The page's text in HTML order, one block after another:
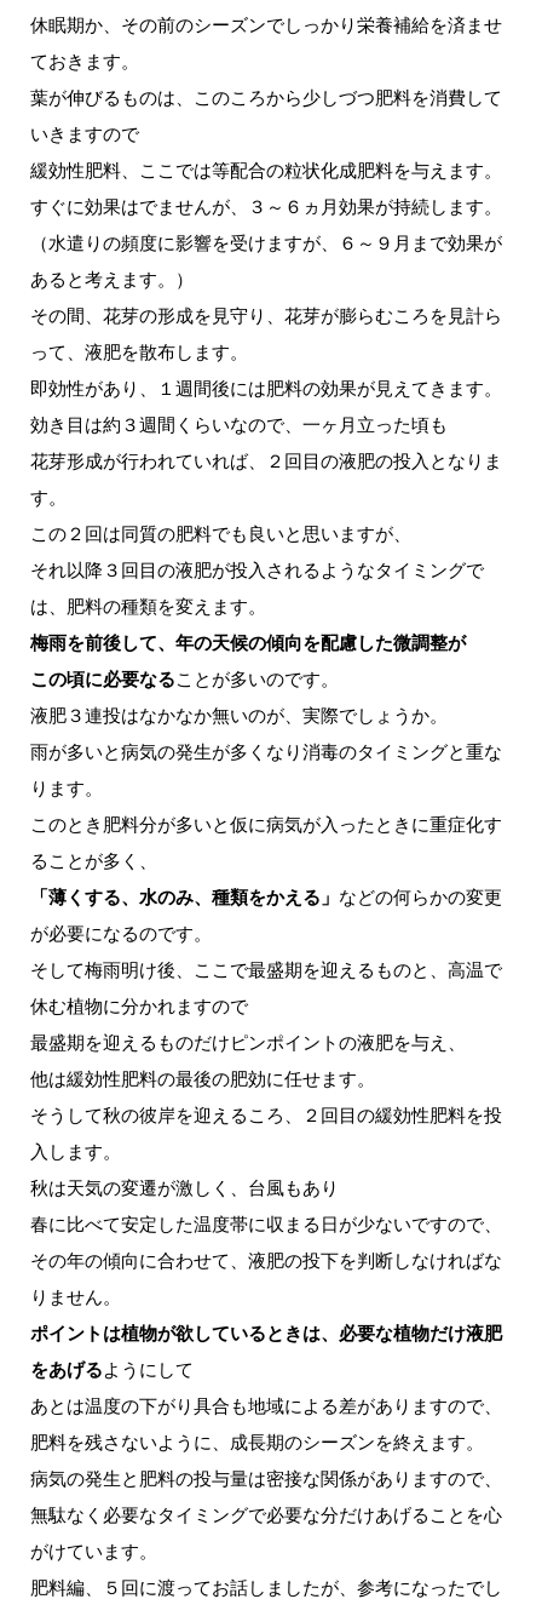
休眠期か、その前のシーズンでしっかり栄養補給を済ませ
ておきます。
葉が伸びるものは、このころから少しづつ肥料を消費して
いきますので
緩効性肥料、ここでは等配合の粒状化成肥料を与えます。
すぐに効果はでませんが、３～６ヵ月効果が持続します。
（水遣りの頻度に影響を受けますが、６～９月まで効果が
あると考えます。）
その間、花芽の形成を見守り、花芽が膨らむころを見計ら
って、液肥を散布します。
即効性があり、１週間後には肥料の効果が見えてきます。
効き目は約３週間くらいなので、一ヶ月立った頃も
花芽形成が行われていれば、２回目の液肥の投入となりま
す。
この２回は同質の肥料でも良いと思いますが、
それ以降３回目の液肥が投入されるようなタイミングで
は、肥料の種類を変えます。
梅雨を前後して、年の天候の傾向を配慮した微調整が
この頃に必要なることが多いのです。
液肥３連投はなかなか無いのが、実際でしょうか。
雨が多いと病気の発生が多くなり消毒のタイミングと重な
ります。
このとき肥料分が多いと仮に病気が入ったときに重症化す
ることが多く、
「薄くする、水のみ、種類をかえる」 などの何らかの変更
が必要になるのです。
そして梅雨明け後、ここで最盛期を迎えるものと、高温で
休む植物に分かれますので
最盛期を迎えるものだけピンポイントの液肥を与え、
他は緩効性肥料の最後の肥効に任せます。
そうして秋の彼岸を迎えるころ、２回目の緩効性肥料を投
入します。
秋は天気の変遷が激しく、台風もあり
春に比べて安定した温度帯に収まる日が少ないですので、
その年の傾向に合わせて、液肥の投下を判断しなければな
りません。
ポイントは植物が欲しているときは、必要な植物だけ液肥
をあげるようにして
あとは温度の下がり具合も地域による差がありますので、
肥料を残さないように、成長期のシーズンを終えます。
病気の発生と肥料の投与量は密接な関係がありますので、
無駄なく必要なタイミングで必要な分だけあげることを心
がけています。
肥料編、５回に渡ってお話しましたが、参考になったでし